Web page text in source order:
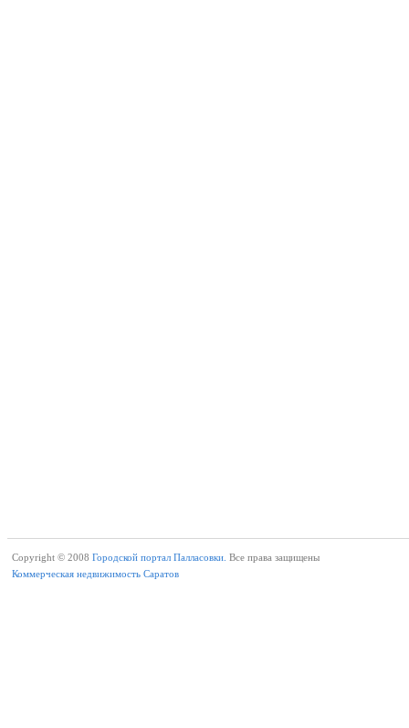
Copyright © 2008 Городской портал Палласовки. Все права защищены
Коммерческая недвижимость Саратов